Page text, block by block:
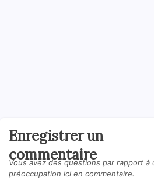
Enregistrer un
commentaire
Vous avez des questions par rapport
préoccupation ici en commentaire.